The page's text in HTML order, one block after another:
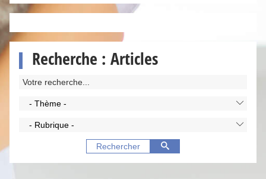
Recherche : Articles
- Thème -
- Rubrique -
Rechercher